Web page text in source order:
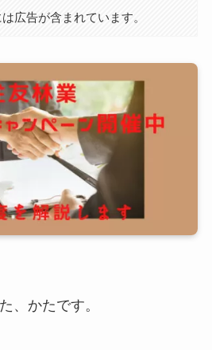
広告が含まれています。
、かたです。